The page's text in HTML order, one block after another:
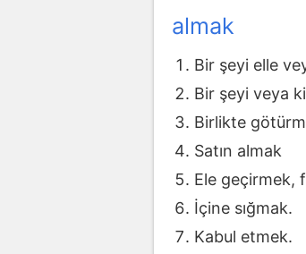
almak
Bir şeyi elle
Bir şeyi veya
Birlikte
Satın almak
Ele geçirmek,
İçine sığmak.
Kabul etmek.